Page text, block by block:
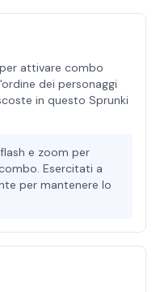
attivare combo
dei personaggi
in questo Sprunki
e zoom per
Esercitati a
per mantenere lo